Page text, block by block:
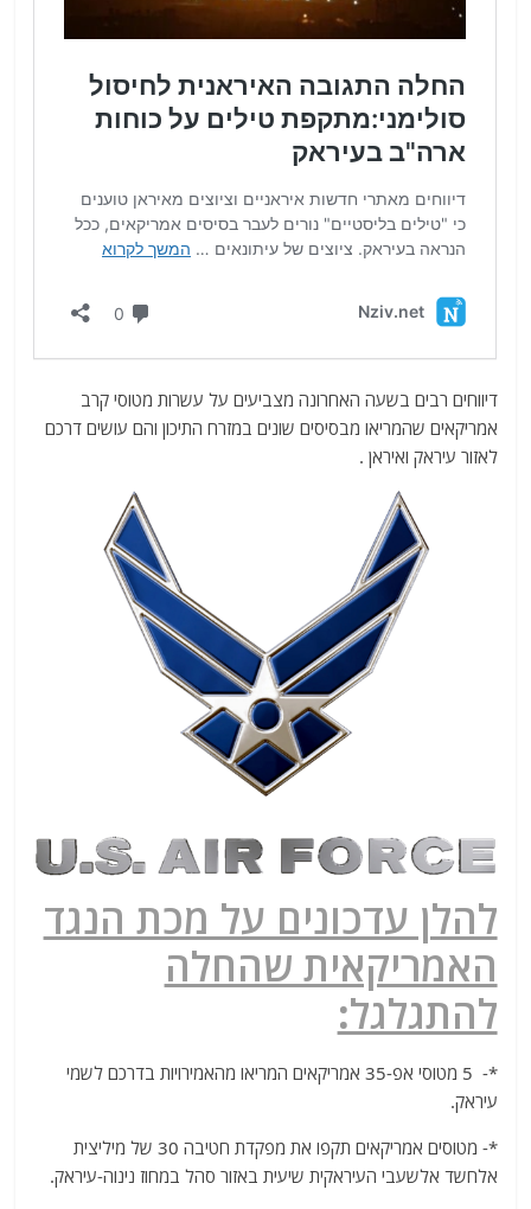
דיווחים רבים בשעה האחרונה מצביעים על עשרות מטוסי קרב
אמריקאים שהמריאו מבסיסים שונים במזרח התיכון והם עושים דרכם
לאזור עיראק ואיראן .
להלן עדכונים על מכת הנגד
האמריקאית שהחלה
להתגלגל:
*- 5 מטוסי אפ-35 אמריקאים המריאו מהאמירויות בדרכם לשמי
עיראק.
*- מטוסים אמריקאים תקפו את מפקדת חטיבה 30 של מיליצית
אלחשד אלשעבי העיראקית שיעית באזור סהל במחוז נינוה-עיראק.